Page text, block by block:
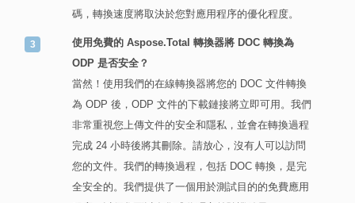
碼，轉換速度將取決於您對應用程序的優化程度。
使用免費的 Aspose.Total 轉換器將 DOC 轉換為
ODP 是否安全？
當然！使用我們的在線轉換器將您的 DOC 文件轉換
為 ODP 後，ODP 文件的下載鏈接將立即可用。我們
非常重視您上傳文件的安全和隱私，並會在轉換過程
完成 24 小時後將其刪除。請放心，沒有人可以訪問
您的文件。我們的轉換過程，包括 DOC 轉換，是完
全安全的。我們提供了一個用於測試目的的免費應用